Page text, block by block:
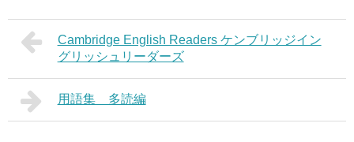
Cambridge English Readers ケンブリッジイン
グリッシュリーダーズ
用語集 多読編